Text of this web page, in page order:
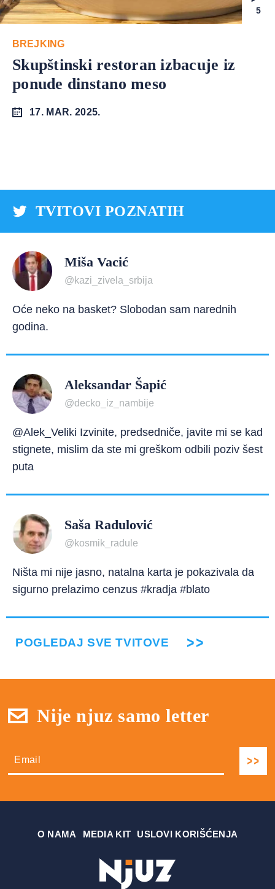
5
BREJKING
Skupštinski restoran izbacuje iz
ponude dinstano meso
17. MAR. 2025.
TVITOVI POZNATIH
Miša Vacić
@kazi_zivela_srbija
Oće neko na basket? Slobodan sam narednih
godina.
Aleksandar Šapić
@decko_iz_nambije
@Alek_Veliki Izvinite, predsedniče, javite mi se kad
stignete, mislim da ste mi greškom odbili poziv šest
puta
Saša Radulović
@kosmik_radule
Ništa mi nije jasno, natalna karta je pokazivala da
sigurno prelazimo cenzus #kradja #blato
POGLEDAJ SVE TVITOVE
Nije njuz samo letter
О NAMA MEDIA KIT USLOVI KORIŠĆENJA